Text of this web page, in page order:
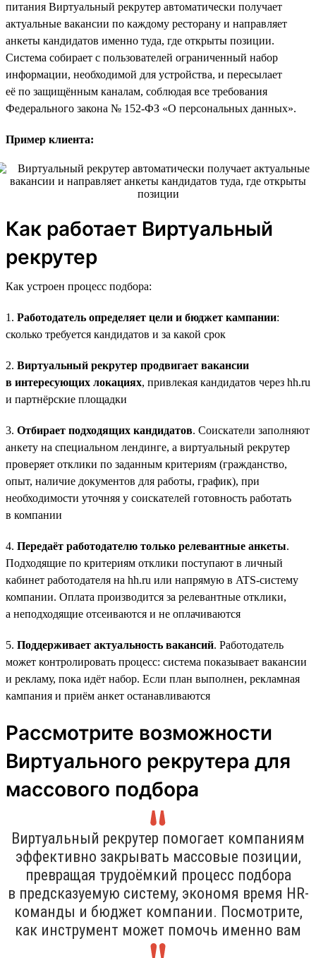
питания Виртуальный рекрутер автоматически получает
актуальные вакансии по каждому ресторану и направляет
анкеты кандидатов именно туда, где открыты позиции.
Система собирает с пользователей ограниченный набор
информации, необходимой для устройства, и пересылает
её по защищённым каналам, соблюдая все требования
Федерального закона № 152-ФЗ «О персональных данных».
Пример клиента:
Как работает Виртуальный
рекрутер
Как устроен процесс подбора:
1. Работодатель определяет цели и бюджет кампании:
сколько требуется кандидатов и за какой срок
2. Виртуальный рекрутер продвигает вакансии
в интересующих локациях, привлекая кандидатов через hh.ru
и партнёрские площадки
3. Отбирает подходящих кандидатов. Соискатели заполняют
анкету на специальном лендинге, а виртуальный рекрутер
проверяет отклики по заданным критериям (гражданство,
опыт, наличие документов для работы, график), при
необходимости уточняя у соискателей готовность работать
в компании
4. Передаёт работодателю только релевантные анкеты.
Подходящие по критериям отклики поступают в личный
кабинет работодателя на hh.ru или напрямую в ATS-систему
компании. Оплата производится за релевантные отклики,
а неподходящие отсеиваются и не оплачиваются
5. Поддерживает актуальность вакансий. Работодатель
может контролировать процесс: система показывает вакансии
и рекламу, пока идёт набор. Если план выполнен, рекламная
кампания и приём анкет останавливаются
Рассмотрите возможности
Виртуального рекрутера для
массового подбора
Виртуальный рекрутер помогает компаниям
эффективно закрывать массовые позиции,
превращая трудоёмкий процесс подбора
в предсказуемую систему, экономя время HR-
команды и бюджет компании. Посмотрите,
как инструмент может помочь именно вам